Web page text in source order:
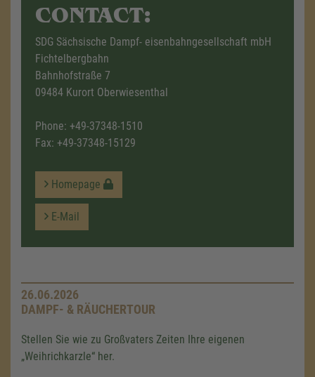
CONTACT:
SDG Sächsische Dampf- eisenbahngesellschaft mbH
Fichtelbergbahn
Bahnhofstraße 7
09484 Kurort Oberwiesenthal
Phone: +49-37348-1510
Fax: +49-37348-15129
Homepage
E-Mail
26.06.2026
DAMPF- & RÄUCHERTOUR
Stellen Sie wie zu Großvaters Zeiten Ihre eigenen
„Weihrichkarzle“ her.